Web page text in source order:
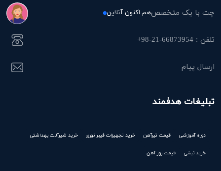
چت با یک متخصصهم اکنون آنلاین
تلفن : 66873954-21-98+
ارسال پیام
تبلیغات هدفمند
دوره آموزشی قیمت تیرآهن خرید تجهیزات فیبر نوری خرید شیرآلات بهداشتی
خرید نبشی قیمت روز آهن